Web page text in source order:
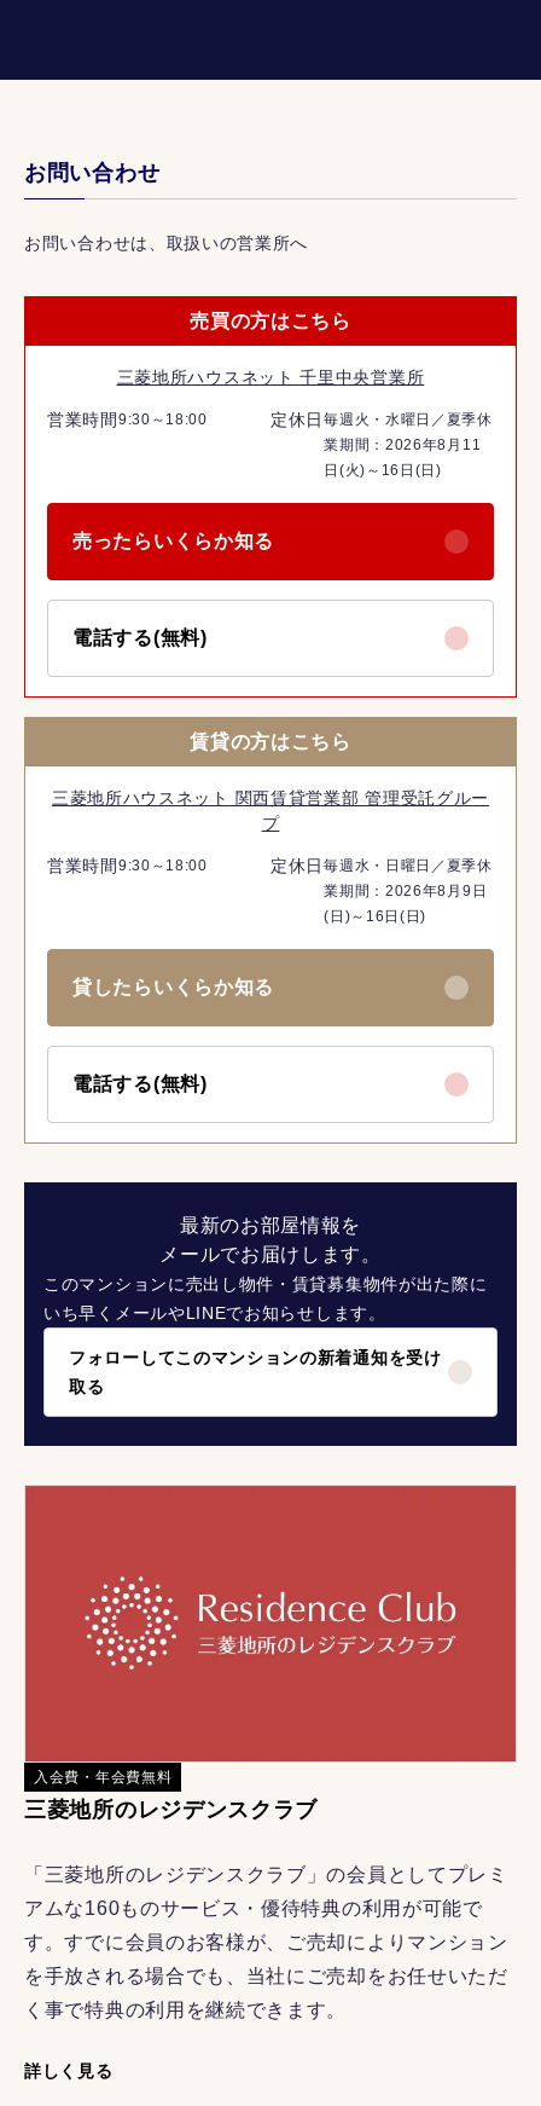
お問い合わせ
お問い合わせは、取扱いの営業所へ
売買の方はこちら
三菱地所ハウスネット 千里中央営業所
営業時間 9:30～18:00 定休日毎週火・水曜日／夏季休
業期間：2026年8月11
日(火)～16日(日)
売ったらいくらか知る
電話する(無料)
賃貸の方はこちら
三菱地所ハウスネット 関西賃貸営業部 管理受託グルー
プ
営業時間 9:30～18:00 定休日毎週水・日曜日／夏季休
業期間：2026年8月9日
(日)～16日(日)
貸したらいくらか知る
電話する(無料)
最新のお部屋情報を
メールでお届けします。
このマンションに売出し物件・賃貸募集物件が出た際に
いち早くメールやLINEでお知らせします。
フォローしてこのマンションの新着通知を受け
取る
入会費・年会費無料
三菱地所のレジデンスクラブ
「三菱地所のレジデンスクラブ」の会員としてプレミ
アムな160ものサービス・優待特典の利用が可能で
す。すでに会員のお客様が、ご売却によりマンション
を手放される場合でも、当社にご売却をお任せいただ
く事で特典の利用を継続できます。
詳しく見る